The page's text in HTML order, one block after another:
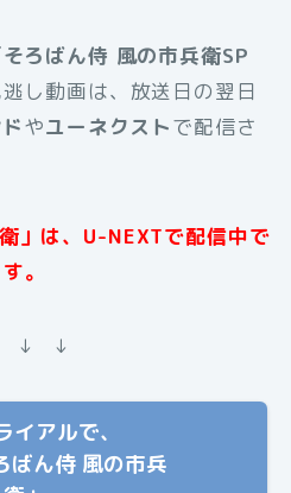
ろばん侍 風の市兵衛SP
し動画は、放送日の翌日
やユーネクストで配信さ
」は、U-NEXTで配信中で
す。
↓ ↓
イアルで、
ばん侍 風の市兵